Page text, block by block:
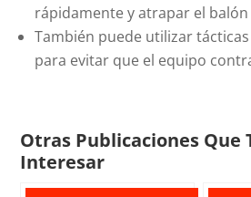
rápidamente y atrapar el balón
También puede utilizar
para evitar que el equipo
Otras Publicaciones Que
Interesar